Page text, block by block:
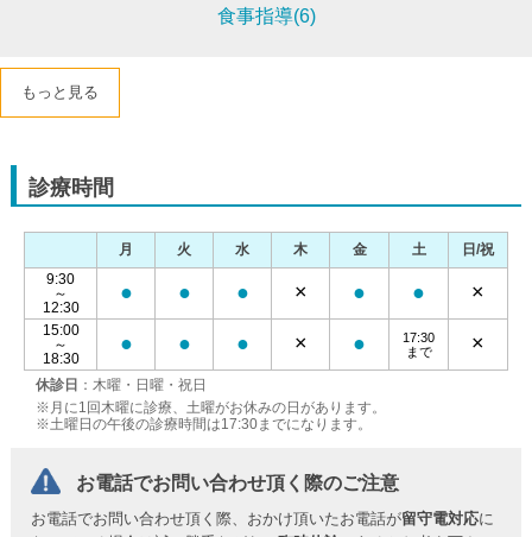
食事指導(6)
もっと見る
診療時間
休診日 ：木曜・日曜・祝日
※月に1回木曜に診療、土曜がお休みの日があります。
※土曜日の午後の診療時間は17:30までになります。
月 火 水 木 金 土
日/祝
9:30
～
12:30
● ● ● × ● ● ×
15:00
～
18:30
● ● ● × ●
17:30
まで
×
お電話でお問い合わせ頂く際のご注意
お電話でお問い合わせ頂く際、おかけ頂いたお電話が留守電対応に